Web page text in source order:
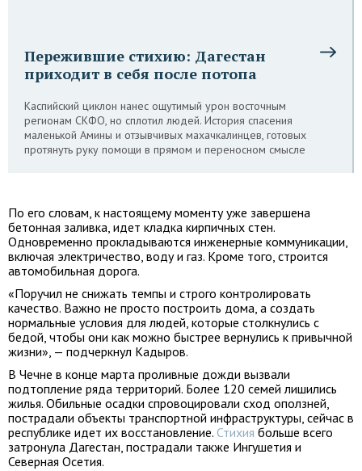
Пережившие стихию: Дагестан
приходит в себя после потопа
Каспийский циклон нанес ощутимый урон восточным
регионам СКФО, но сплотил людей. История спасения
маленькой Амины и отзывчивых махачкалинцев, готовых
протянуть руку помощи в прямом и переносном смысле
По его словам, к настоящему моменту уже завершена
бетонная заливка, идет кладка кирпичных стен.
Одновременно прокладываются инженерные коммуникации,
включая электричество, воду и газ. Кроме того, строится
автомобильная дорога.
«Поручил не снижать темпы и строго контролировать
качество. Важно не просто построить дома, а создать
нормальные условия для людей, которые столкнулись с
бедой, чтобы они как можно быстрее вернулись к привычной
жизни», — подчеркнул Кадыров.
В Чечне в конце марта проливные дожди вызвали
подтопление ряда территорий. Более 120 семей лишились
жилья. Обильные осадки спровоцировали сход оползней,
пострадали объекты транспортной инфраструктуры, сейчас в
республике идет их восстановление. Стихия больше всего
затронула Дагестан, пострадали также Ингушетия и
Северная Осетия.